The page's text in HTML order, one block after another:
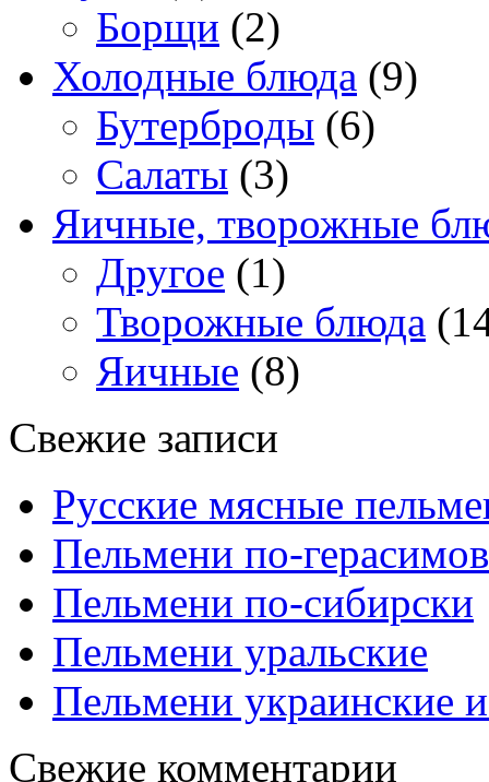
Борщи (2)
Холодные блюда (9)
Бутерброды (6)
Салаты (3)
Яичные, творожные
Другое (1)
Творожные блюда
Яичные (8)
Свежие записи
Русские мясные
Пельмени по-
Пельмени по-сибирски
Пельмени уральские
Пельмени украинские
Свежие комментарии